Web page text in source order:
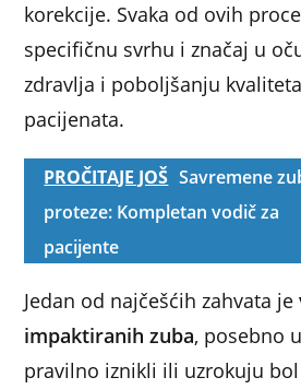
korekcije. Svaka od ovih
specifičnu svrhu i značaj u
zdravlja i poboljšanju
pacijenata.
PROČITAJE JOŠ Savremene
proteze: Kompletan vodič za
pacijente
Jedan od najčešćih zahvata je
impaktiranih zuba, posebno
pravilno iznikli ili uzrokuju